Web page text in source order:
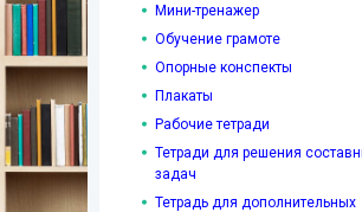
Мини-тренажер
Обучение грамоте
Опорные конспекты
Плакаты
Рабочие тетради
Тетради для решения
задач
Тетрадь для дополнительных